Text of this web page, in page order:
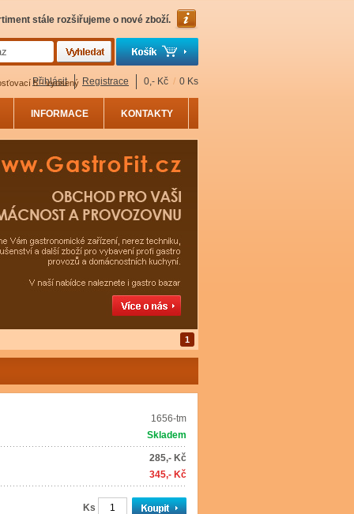
5 - vyosený
stále rozšiřujeme o nové zboží.
Přihlásit Registrace 0,- Kč / 0 Ks
INFORMACE KONTAKTY
1
1656-tm
Skladem
285,- Kč
345,- Kč
Ks